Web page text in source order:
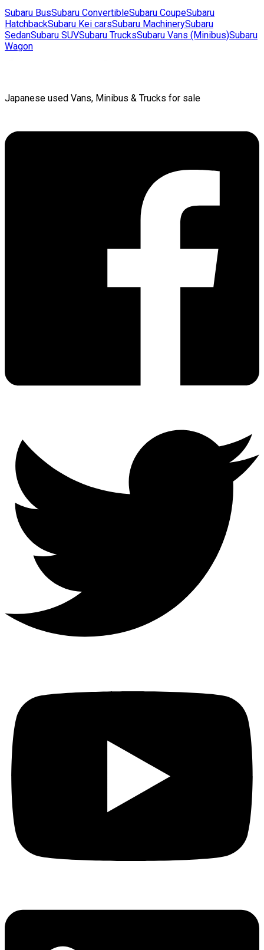
Subaru BusSubaru ConvertibleSubaru CoupeSubaru
HatchbackSubaru Kei carsSubaru MachinerySubaru
SedanSubaru SUVSubaru TrucksSubaru Vans (Minibus)Subaru
Wagon
Japanese used Vans, Minibus & Trucks for sale